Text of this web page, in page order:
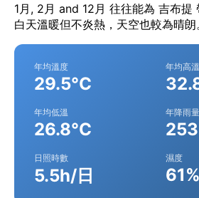
1月, 2月 and 12月 往往能為 吉布提
白天溫暖但不炎熱，天空也較為晴朗
年均溫度
29.5°C
年均高溫
年均低溫
26.8°C
年降雨量
日照時數
5.5h/日
濕度
61%